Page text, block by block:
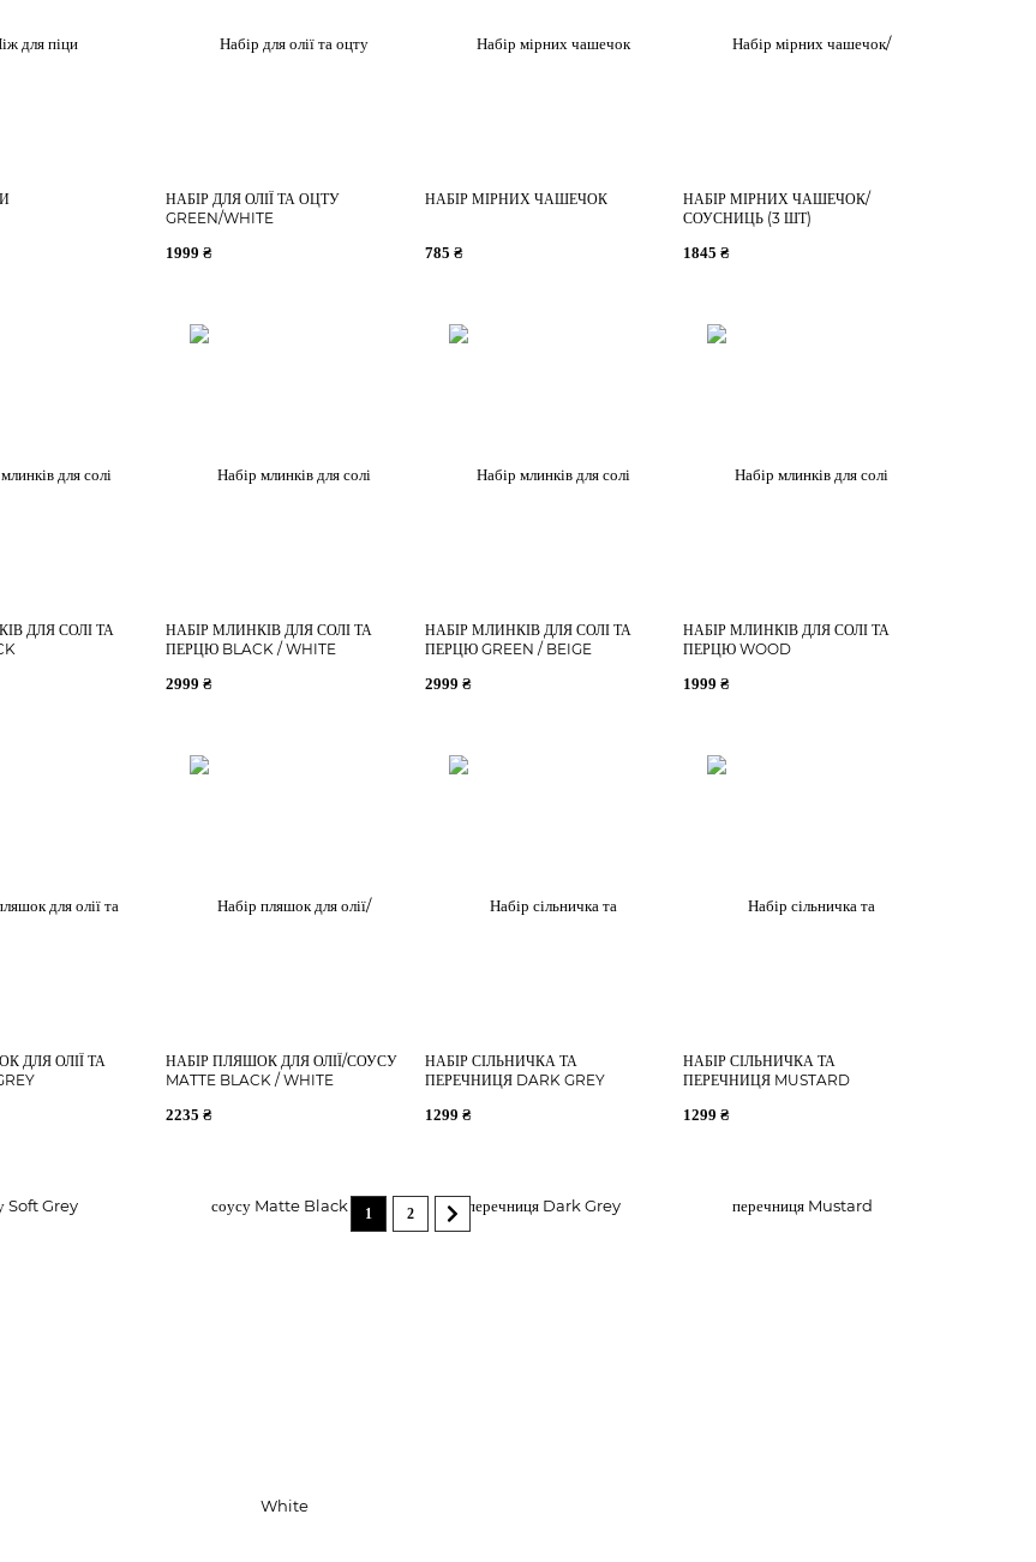
НАБІР ДЛЯ ОЛІЇ ТА ОЦТУ
GREEN/WHITE
1999 ₴
НАБІР МІРНИХ ЧАШЕЧОК
785 ₴
НАБІР МІРНИХ ЧАШЕЧОК/
СОУСНИЦЬ (3 ШТ)
1845 ₴
ДЛЯ СОЛІ ТА
НАБІР МЛИНКІВ ДЛЯ СОЛІ ТА
ПЕРЦЮ BLACK / WHITE
2999 ₴
НАБІР МЛИНКІВ ДЛЯ СОЛІ ТА
ПЕРЦЮ GREEN / BEIGE
2999 ₴
НАБІР МЛИНКІВ ДЛЯ СОЛІ ТА
ПЕРЦЮ WOOD
1999 ₴
ДЛЯ ОЛІЇ ТА
НАБІР ПЛЯШОК ДЛЯ ОЛІЇ/СОУСУ
MATTE BLACK / WHITE
2235 ₴
НАБІР СІЛЬНИЧКА ТА
ПЕРЕЧНИЦЯ DARK GREY
1299 ₴
НАБІР СІЛЬНИЧКА ТА
ПЕРЕЧНИЦЯ MUSTARD
1299 ₴
1 2